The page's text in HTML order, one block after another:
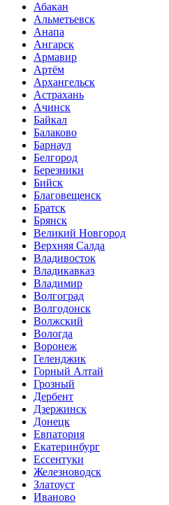
Абакан
Альметьевск
Анапа
Ангарск
Армавир
Артём
Архангельск
Астрахань
Ачинск
Байкал
Балаково
Барнаул
Белгород
Березники
Бийск
Благовещенск
Братск
Брянск
Великий Новгород
Верхняя Салда
Владивосток
Владикавказ
Владимир
Волгоград
Волгодонск
Волжский
Вологда
Воронеж
Геленджик
Горный Алтай
Грозный
Дербент
Дзержинск
Донецк
Евпатория
Екатеринбург
Ессентуки
Железноводск
Златоуст
Иваново